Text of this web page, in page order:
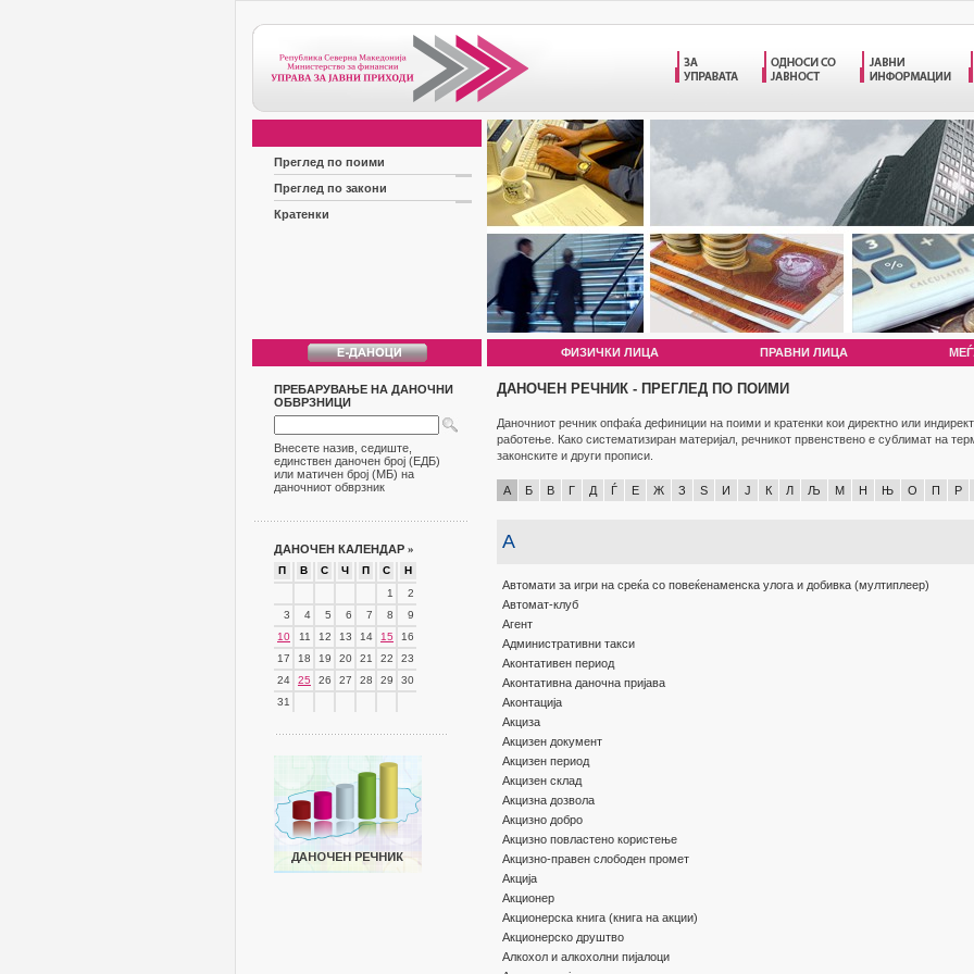
Преглед по поими
Преглед по закони
Кратенки
ФИЗИЧКИ ЛИЦА ПРАВНИ ЛИЦА
ПРЕБАРУВАЊЕ НА ДАНОЧНИ
ОБВРЗНИЦИ
Внесете назив, седиште,
единствен даночен број (ЕДБ)
или матичен број (МБ) на
даночниот обврзник
ДАНОЧЕН КАЛЕНДАР »
П В С Ч П С
Н
1
2
3
4 5 6 7 8
9
10
11 12 13 14 15
16
17
18 19 20 21 22
23
24
25 26 27 28 29
30
31
ДАНОЧЕН РЕЧНИК - ПРЕГЛЕД ПО ПОИМИ
Даночниот речник опфаќа дефиниции на поими и кратенки кои директно или
работење. Како систематизиран материјал, речникот првенствено е сублимат на
законските и други прописи.
А Б В Г Д Ѓ Е Ж З Ѕ И Ј К Л Љ М Н Њ О П Р
А
Автомати за игри на среќа со повеќенаменска улога и добивка (мултиплеер)
Автомат-клуб
Агент
Административни такси
Аконтативен период
Аконтативна даночна пријава
Аконтација
Акциза
Акцизен документ
Акцизен период
Акцизен склад
Акцизна дозвола
Акцизно добро
Акцизно повластено користење
Акцизно-правен слободен промет
Акција
Акционер
Акционерска книга (книга на акции)
Акционерско друштво
Алкохол и алкохолни пијалоци